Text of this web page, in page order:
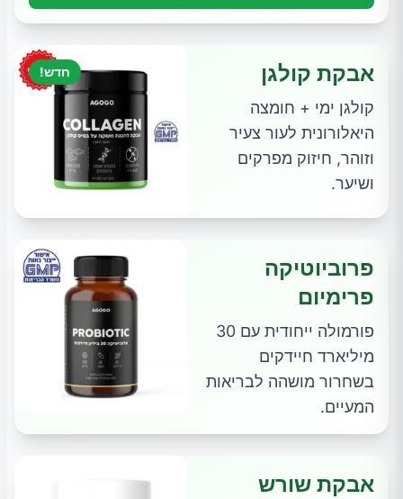
חדש! אבקת קולגן
קולגן ימי + חומצה
היאלורונית לעור צעיר
וזוהר, חיזוק מפרקים
ושיער.
פרוביוטיקה
פרימיום
פורמולה ייחודית עם 30
מיליארד חיידקים
בשחרור מושהה לבריאות
המעיים.
אבקת שורש